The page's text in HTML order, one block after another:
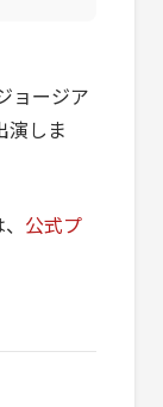
ョージア
演しま
公式プ